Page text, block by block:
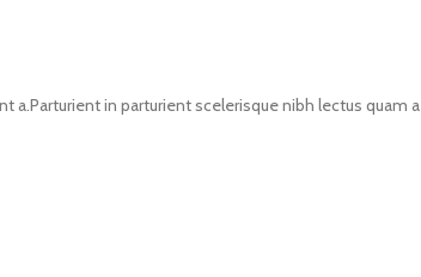
in parturient scelerisque nibh lectus quam a